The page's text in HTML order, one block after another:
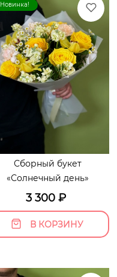
Новинка!
Сборный букет
«Солнечный день»
3 300 ₽
В КОРЗИНУ